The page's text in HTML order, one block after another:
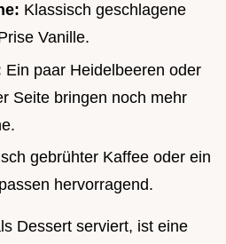
Klassisch geschlagene
Vanille.
Ein paar Heidelbeeren oder
Seite bringen noch mehr
gebrühter Kaffee oder ein
hervorragend.
Dessert serviert, ist eine